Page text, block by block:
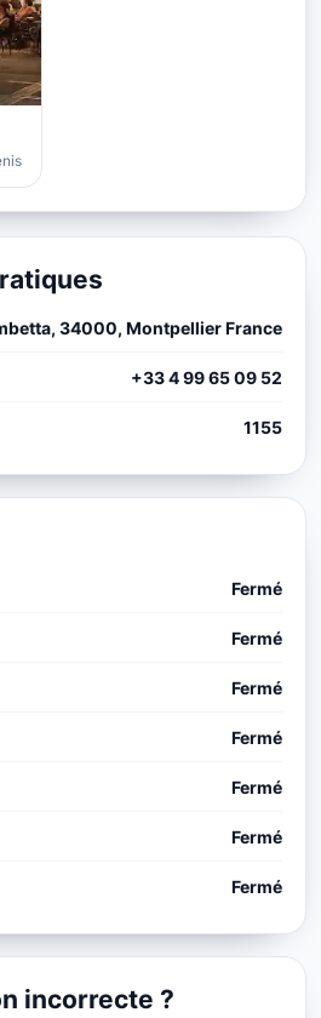
34000, Montpellier France
+33 4 99 65 09 52
1155
Fermé
Fermé
Fermé
Fermé
Fermé
Fermé
Fermé
incorrecte ?